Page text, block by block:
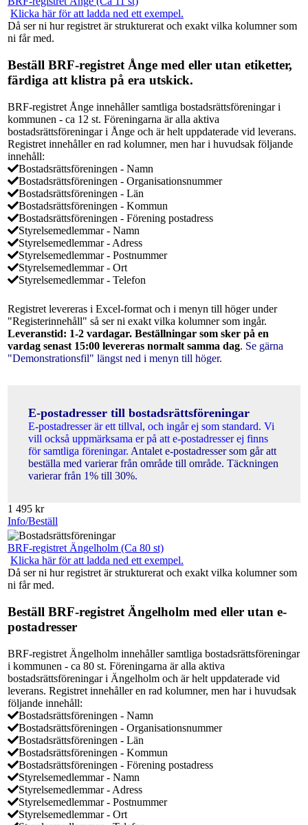
Klicka här för att ladda ned ett exempel.
Då ser ni hur registret är strukturerat och exakt vilka kolumner som
ni får med.
Beställ BRF-registret Ånge med eller utan etiketter,
färdiga att klistra på era utskick.
BRF-registret Ånge innehåller samtliga bostadsrättsföreningar i
kommunen - ca 12 st. Föreningarna är alla aktiva
bostadsrättsföreningar i Ånge och är helt uppdaterade vid leverans.
Registret innehåller en rad kolumner, men har i huvudsak följande
innehåll:
Bostadsrättsföreningen - Namn
Bostadsrättsföreningen - Organisationsnummer
Bostadsrättsföreningen - Län
Bostadsrättsföreningen - Kommun
Bostadsrättsföreningen - Förening postadress
Styrelsemedlemmar - Namn
Styrelsemedlemmar - Adress
Styrelsemedlemmar - Postnummer
Styrelsemedlemmar - Ort
Styrelsemedlemmar - Telefon
Registret levereras i Excel-format och i menyn till höger under
"Registerinnehåll" så ser ni exakt vilka kolumner som ingår.
Leveranstid: 1-2 vardagar. Beställningar som sker på en
vardag senast 15:00 levereras normalt samma dag. Se gärna
"Demonstrationsfil" längst ned i menyn till höger.
E-postadresser till bostadsrättsföreningar
E-postadresser är ett tillval, och ingår ej som standard. Vi
vill också uppmärksama er på att e-postadresser ej finns
för samtliga föreningar. Antalet e-postadresser som går att
beställa med varierar från område till område. Täckningen
varierar från 1% till 30%.
1 495 kr
Info/Beställ
BRF-registret Ängelholm (Ca 80 st)
Klicka här för att ladda ned ett exempel.
Då ser ni hur registret är strukturerat och exakt vilka kolumner som
ni får med.
Beställ BRF-registret Ängelholm med eller utan e-
postadresser
BRF-registret Ängelholm innehåller samtliga bostadsrättsföreningar
i kommunen - ca 80 st. Föreningarna är alla aktiva
bostadsrättsföreningar i Ängelholm och är helt uppdaterade vid
leverans. Registret innehåller en rad kolumner, men har i huvudsak
följande innehåll:
Bostadsrättsföreningen - Namn
Bostadsrättsföreningen - Organisationsnummer
Bostadsrättsföreningen - Län
Bostadsrättsföreningen - Kommun
Bostadsrättsföreningen - Förening postadress
Styrelsemedlemmar - Namn
Styrelsemedlemmar - Adress
Styrelsemedlemmar - Postnummer
Styrelsemedlemmar - Ort